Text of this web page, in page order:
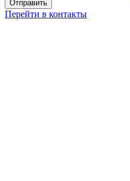
Перейти в контакты